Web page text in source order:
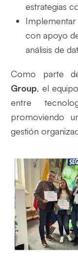
estrategias
Implementar
con apoyo
análisis de
Como parte
Group, el
entre
promoviendo
gestión